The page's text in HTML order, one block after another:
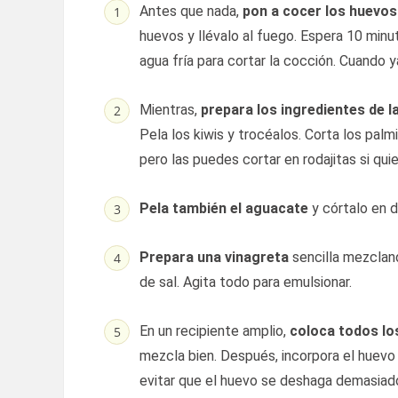
Antes que nada, pon a cocer los
huevos y llévalo al fuego. Espera 10
agua fría para cortar la cocción. Cuando
Mientras, prepara los ingredientes de
Pela los kiwis y trocéalos. Corta los
pero las puedes cortar en rodajitas si
Pela también el aguacate y córtalo en
Prepara una vinagreta sencilla
de sal. Agita todo para emulsionar.
En un recipiente amplio, coloca todos
mezcla bien. Después, incorpora el
evitar que el huevo se deshaga